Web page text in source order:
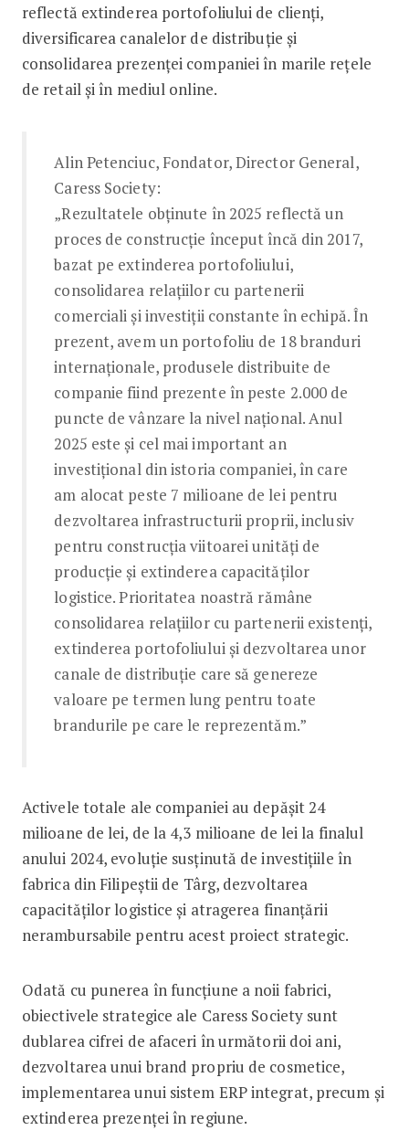
reflectă extinderea portofoliului de clienți,
diversificarea canalelor de distribuție și
consolidarea prezenței companiei în marile rețele
de retail și în mediul online.
Alin Petenciuc, Fondator, Director General,
Caress Society:
„Rezultatele obținute în 2025 reflectă un
proces de construcție început încă din 2017,
bazat pe extinderea portofoliului,
consolidarea relațiilor cu partenerii
comerciali și investiții constante în echipă. În
prezent, avem un portofoliu de 18 branduri
internaționale, produsele distribuite de
companie fiind prezente în peste 2.000 de
puncte de vânzare la nivel național. Anul
2025 este și cel mai important an
investițional din istoria companiei, în care
am alocat peste 7 milioane de lei pentru
dezvoltarea infrastructurii proprii, inclusiv
pentru construcția viitoarei unități de
producție și extinderea capacităților
logistice. Prioritatea noastră rămâne
consolidarea relațiilor cu partenerii existenți,
extinderea portofoliului și dezvoltarea unor
canale de distribuție care să genereze
valoare pe termen lung pentru toate
brandurile pe care le reprezentăm.”
Activele totale ale companiei au depășit 24
milioane de lei, de la 4,3 milioane de lei la finalul
anului 2024, evoluție susținută de investițiile în
fabrica din Filipeștii de Târg, dezvoltarea
capacităților logistice și atragerea finanțării
nerambursabile pentru acest proiect strategic.
Odată cu punerea în funcțiune a noii fabrici,
obiectivele strategice ale Caress Society sunt
dublarea cifrei de afaceri în următorii doi ani,
dezvoltarea unui brand propriu de cosmetice,
implementarea unui sistem ERP integrat, precum și
extinderea prezenței în regiune.